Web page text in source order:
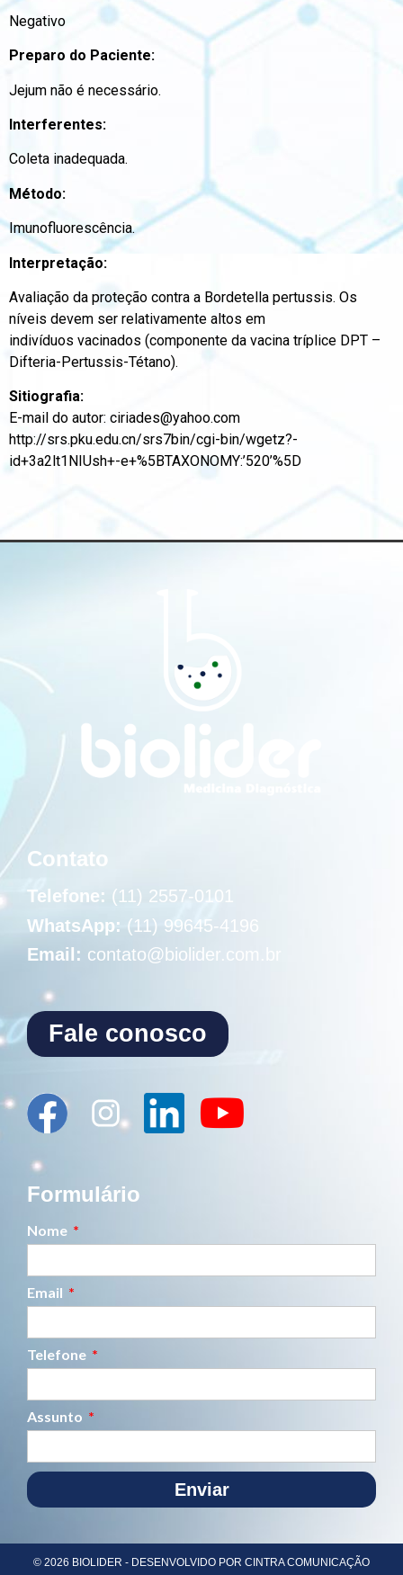
Negativo
Preparo do Paciente:
Jejum não é necessário.
Interferentes:
Coleta inadequada.
Método:
Imunofluorescência.
Interpretação:
Avaliação da proteção contra a Bordetella pertussis. Os
níveis devem ser relativamente altos em
indivíduos vacinados (componente da vacina tríplice DPT –
Difteria-Pertussis-Tétano).
Sitiografia:
E-mail do autor: ciriades@yahoo.com
http://srs.pku.edu.cn/srs7bin/cgi-bin/wgetz?-
id+3a2lt1NIUsh+-e+%5BTAXONOMY:’520’%5D
Contato
Telefone: (11) 2557-0101
WhatsApp: (11) 99645-4196
Email: contato@biolider.com.br
Fale conosco
Formulário
Nome
Email
Telefone
Assunto
Enviar
© 2026 BIOLIDER - DESENVOLVIDO POR CINTRA COMUNICAÇÃO